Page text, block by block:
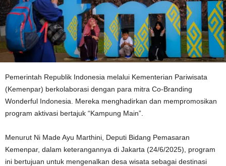
Pemerintah Republik Indonesia melalui Kementerian Pariwisata
(Kemenpar) berkolaborasi dengan para mitra Co-Branding
Wonderful Indonesia. Mereka menghadirkan dan mempromosikan
program aktivasi bertajuk “Kampung Main”.
Menurut Ni Made Ayu Marthini, Deputi Bidang Pemasaran
Kemenpar, dalam keterangannya di Jakarta (24/6/2025), program
ini bertujuan untuk mengenalkan desa wisata sebagai destinasi